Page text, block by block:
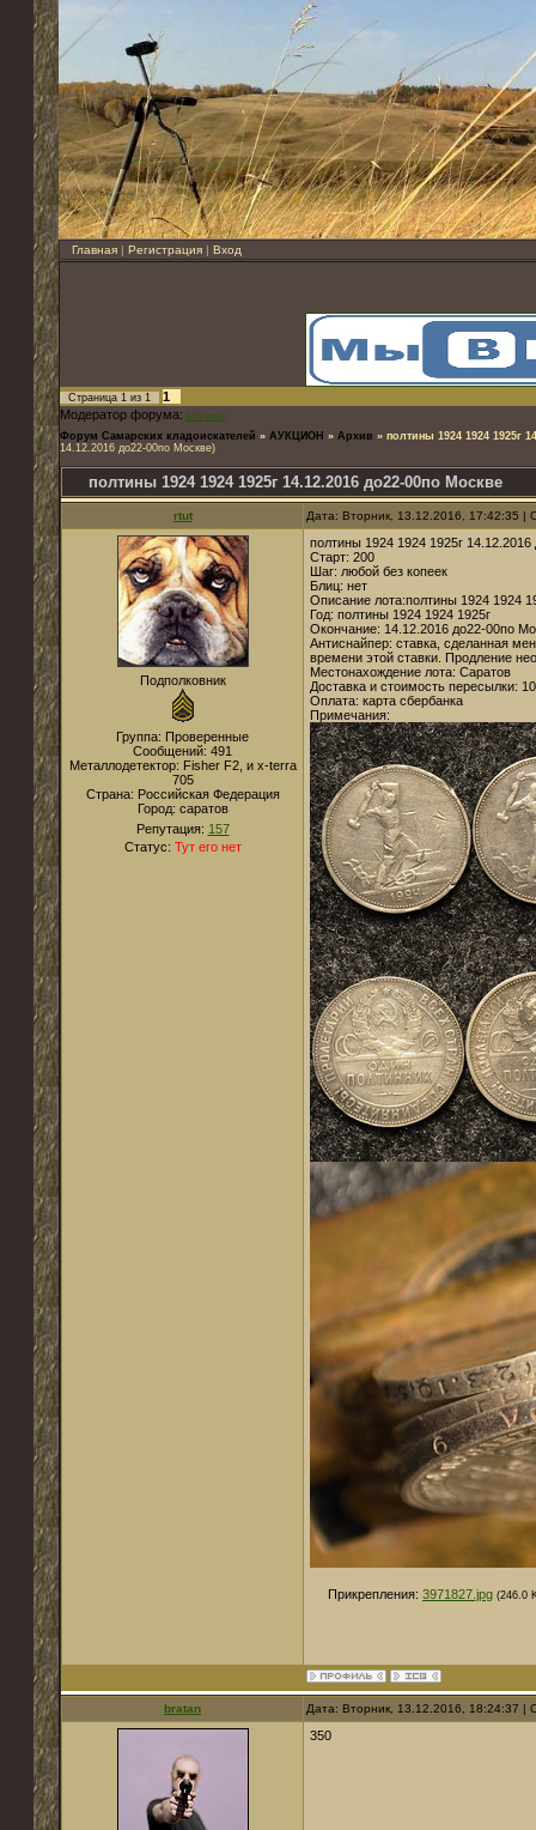
Главная | Регистрация | Вход
Страница 1 из 1
1
Модератор форума: skvorec
Форум Самарских кладоискателей » АУКЦИОН » Архив » полтины 1924 1924 1925г
14.12.2016 до22-00по Москве)
полтины 1924 1924 1925г 14.12.2016 до22-00по Москве
rtut Дата: Вторник, 13.12.2016, 17:42:35
Подполковник
Группа: Проверенные
Сообщений: 491
Металлодетектор: Fisher F2, и x-terra
705
Страна: Российская Федерация
Город: саратов
Репутация: 157
Статус: Тут его нет
полтины 1924 1924 1925г
Старт: 200
Шаг: любой без копеек
Блиц: нет
Описание лота:полтины 1924 1924
Год: полтины 1924 1924 1925г
Окончание: 14.12.2016 до22-00по
Антиснайпер: ставка, сделанная
времени этой ставки. Продление
Местонахождение лота: Саратов
Доставка и стоимость пересылки:
Оплата: карта сбербанка
Примечания:
Прикрепления: 3971827.jpg (246.0
bratan Дата: Вторник, 13.12.2016, 18:24:37
350